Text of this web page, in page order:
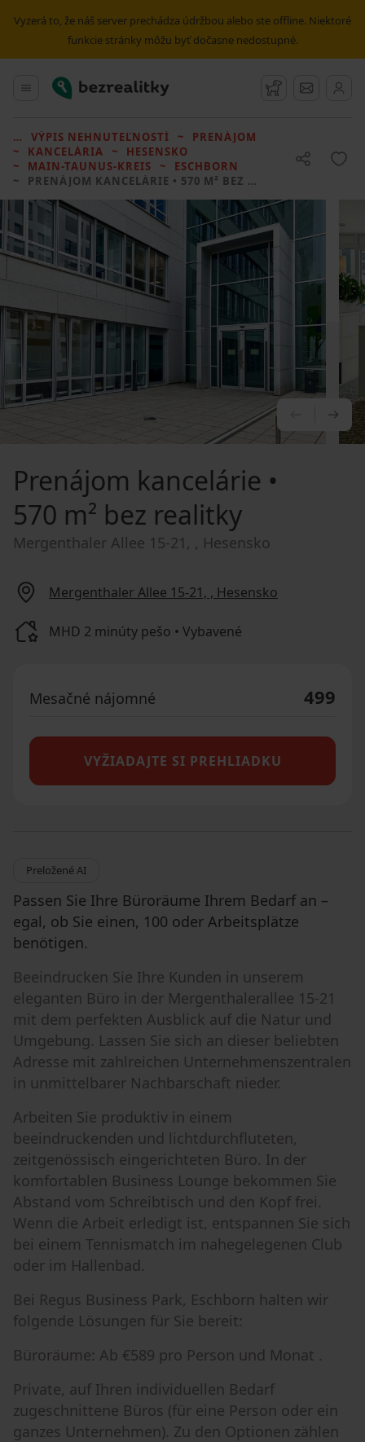
Vyzerá to, že náš server prechádza údržbou alebo ste offline. Niektoré
funkcie stránky môžu byť dočasne nedostupné.
Hlavné menu
Bezrealitky Strážny pes
Správy
VÝPIS NEHNUTEĽNOSTÍ
PRENÁJOM
KANCELÁRIA
HESENSKO
MAIN-TAUNUS-KREIS
ESCHBORN
PRENÁJOM KANCELÁRIE • 570 M² BEZ REALITKY
Prenájom kancelárie •
570 m² bez realitky
Mergenthaler Allee 15-21, , Hesensko
Mergenthaler Allee 15-21, , Hesensko
MHD 2 minúty pešo • Vybavené
Mesačné nájomné 499
VYŽIADAJTE SI PREHLIADKU
Preložené AI
Passen Sie Ihre Büroräume Ihrem Bedarf an –
egal, ob Sie einen, 100 oder Arbeitsplätze
benötigen.
Beeindrucken Sie Ihre Kunden in unserem
eleganten Büro in der Mergenthalerallee 15-21
mit dem perfekten Ausblick auf die Natur und
Umgebung. Lassen Sie sich an dieser beliebten
Adresse mit zahlreichen Unternehmenszentralen
in unmittelbarer Nachbarschaft nieder.
Arbeiten Sie produktiv in einem
beeindruckenden und lichtdurchfluteten,
zeitgenössisch eingerichteten Büro. In der
komfortablen Business Lounge bekommen Sie
Abstand vom Schreibtisch und den Kopf frei.
Wenn die Arbeit erledigt ist, entspannen Sie sich
bei einem Tennismatch im nahegelegenen Club
oder im Hallenbad.
Bei Regus Business Park, Eschborn halten wir
folgende Lösungen für Sie bereit:
Büroräume: Ab €589 pro Person und Monat .
Private, auf Ihren individuellen Bedarf
zugeschnittene Büros (für eine Person oder ein
ganzes Unternehmen). Zu den Optionen zählen